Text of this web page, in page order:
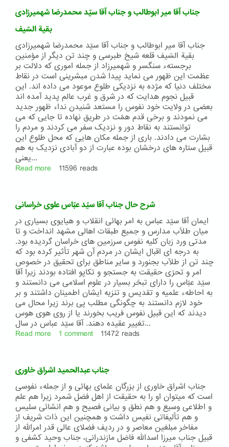
میرزا
محمد
تقی
ابهر
جناب آقا میر ابوطالب و جناب آقا سیّد محمدرضا شهمیرزادی
بقیة السّیف
جناب آقا میر ابوطالب و جناب آقا سیّد محمدرضا شهمیرزادی
بقیة السّیف قلعه شیخ طبرسی و چند تن دیگر از مؤمنین
برجستهء سنگسر و شهمیرزاد از جمله اموری که دلالت بر
عظمت این ظهور می نماید پیدا شدن مبشرینی است در نقاط
مختلف دنیا که مژده به نزدیکی طلوع موعود می داده اند. این
قبیل نجوم هدایت که در شرق و غرب عالم پدید آمده اند
بعضی در ولایت خود نفوس را مستعد شنیدن نداء ظهور جدید
می نمودند و برخی قدم همّت در طریق نهاده تا جایی که می
توانستند به نقاط دور و نزدیک سفر می کردند و مردم را
بشارت می دادند. باری از جمله مکان هایی که محل طلوع این
قبیل ستاره های درخشان بوده عبارت از دو آبادی نزدیک به هم
یعنی...
Read more about
میر
ابوطالب
و
جناب
آقا
سیّد
محمدرضا
شهمیرزادی
بقیة
السّیف
11596 reads
شرح حال جناب آقا سیّد عبّاس علوی خراسانی
ایمان آقا سیّد عباس به امر بهائی انقلاب و هیایوی بسیاری در
میان طلّاب مدارس و جمیع طبقات اهالی مشهد انداخت و تا
مدتی ورد زبان کلیه نفوس سرزمین های خراسان گردیده بود.
به درجه ای اقبال ایشان در مردم آن شهر تأثیر کرده بود که
چند تن از طلّاب بجنورد و سایر مناطق برای تحقیق در خصوص
امر و تحرّی حقیقت به جستجو و تکاپو افتاده بودند زیرا آقا
سیّد عبّاس را دارای تبحّر بسیار در علوم اسلامی می دانستند و
به احاطهء علمیه و تقدیس و تنزیه ایشان اطمینان داشتند و بر
خود لازم دانستند به چگونگی مطلب پی برند زیرا محال می
دیدند که این قبیل نفوس فریب بخورند یا از روی هوی هوس
تغییر عقیده دهند. آقا سیّد عباس در سال...
Read more about
جناب
آقا
سیّد
عبّاس
علوی
خراسانی
1 comment 11472 reads
جناب عبدالحمید اشراق خاوری
جناب اشراق خاوری از بزرگان علمای بهائی و از جملهء نفوسی
است که میتوان او را به حقیقت از اهل فضل شمرد زیرا هم علم
و اطلاعی وسیع و هم نطق و بیانی فصیح و هم انشائی سلیس
و هم تألیفاتی نفیس داشت و همچنین این ذات شریف از
مفاخر مبلغین معاصر و در ردیف فضلای عالی قدر امرالله از
قبیل جناب میرزا اسدالله فاضل مازندرانی، جناب وحید کشفی و